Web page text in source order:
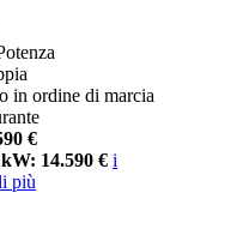
in ordine di marcia
€
14.590 € i
più